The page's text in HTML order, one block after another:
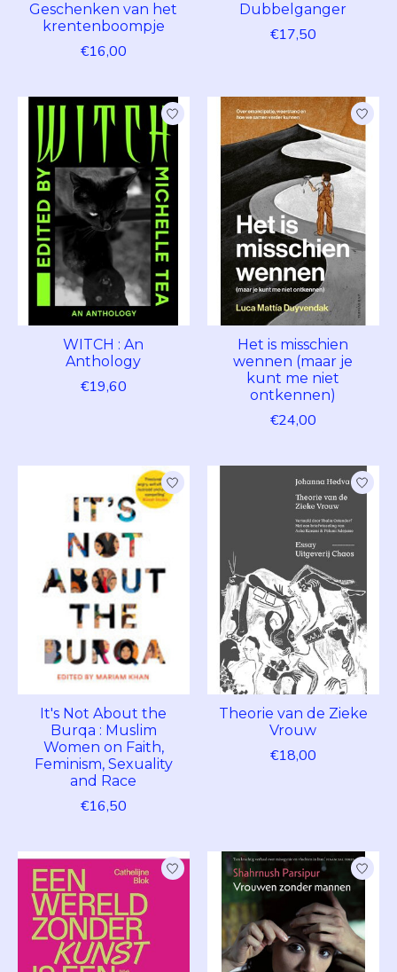
Geschenken van het
krentenboompje
€16,00
Dubbelganger
€17,50
WITCH : An
Anthology
€19,60
Het is misschien
wennen (maar je
kunt me niet
ontkennen)
€24,00
It's Not About the
Burqa : Muslim
Women on Faith,
Feminism, Sexuality
and Race
€16,50
Theorie van de Zieke
Vrouw
€18,00